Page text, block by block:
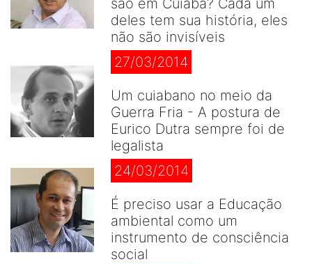
são em Cuiabá? Cada um
deles tem sua história, eles
não são invisíveis
27/03/2014
Um cuiabano no meio da
Guerra Fria - A postura de
Eurico Dutra sempre foi de
legalista
24/03/2014
É preciso usar a Educação
ambiental como um
instrumento de consciência
social